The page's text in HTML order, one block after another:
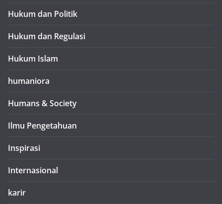
Hukum dan Politik
Hukum dan Regulasi
Hukum Islam
humaniora
Humans & Society
Ilmu Pengetahuan
Inspirasi
Internasional
karir